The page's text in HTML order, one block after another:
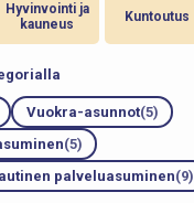
Hyvinvointi ja
kauneus
Kuntoutus
Vuokra-asunnot(5)
(5)
palveluasuminen(9)